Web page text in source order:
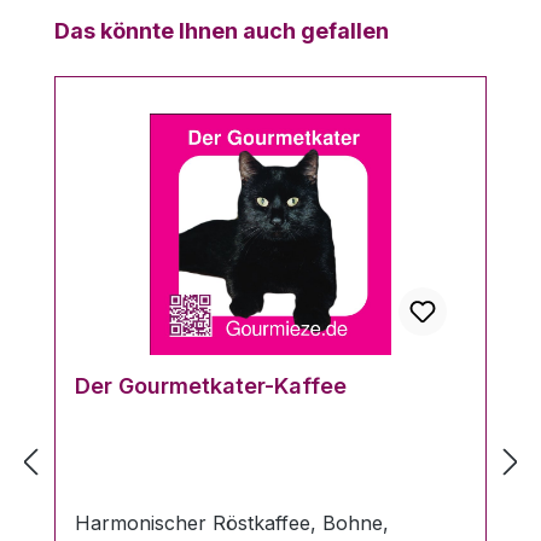
Produktgalerie überspringen
Das könnte Ihnen auch gefallen
Der Gourmetkater-Kaffee
Harmonischer Röstkaffee, Bohne,